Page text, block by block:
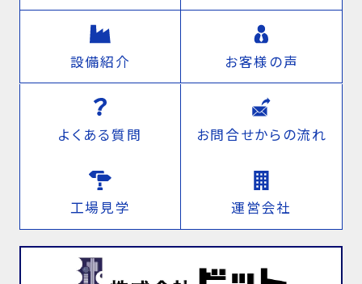
設備紹介 お客様の声
よくある質問 お問合せからの流れ
工場見学 運営会社